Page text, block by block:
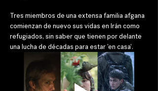
Tres miembros de una extensa familia afgana
comienzan de nuevo sus vidas en Irán como
refugiados, sin saber que tienen por delante
una lucha de décadas para estar 'en casa'.